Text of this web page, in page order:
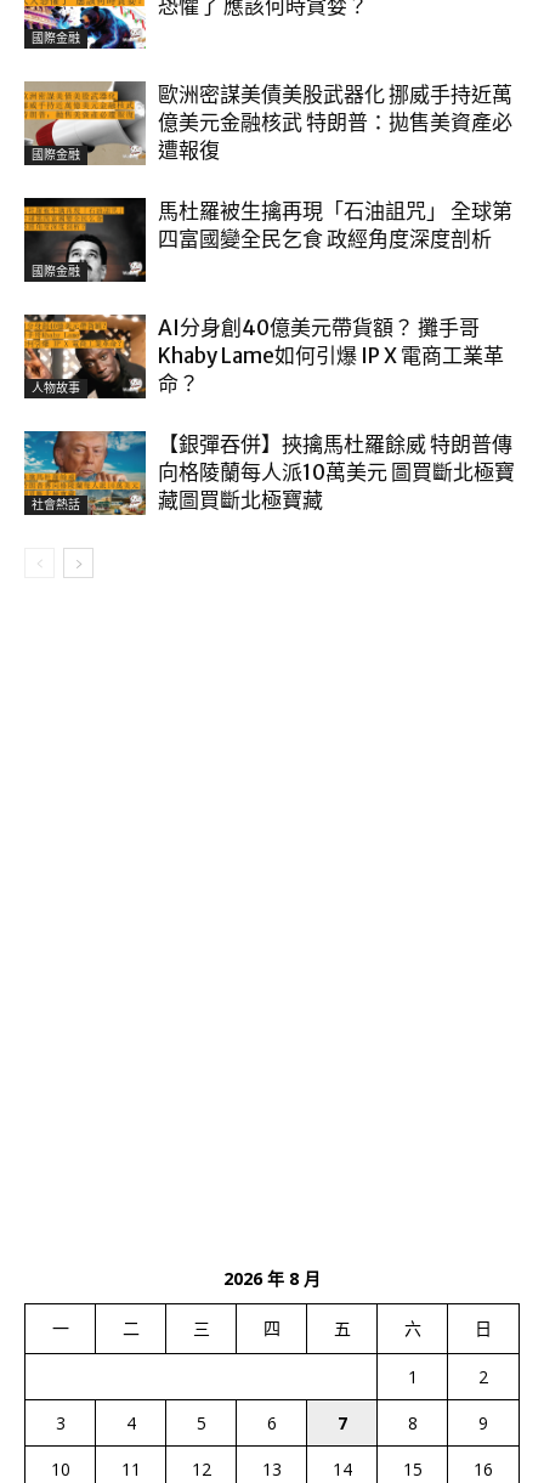
國際金融
恐懼了 應該何時貪婪？
國際金融
歐洲密謀美債美股武器化 挪威手持近萬
億美元金融核武 特朗普：拋售美資產必
遭報復
國際金融
馬杜羅被生擒再現「石油詛咒」 全球第
四富國變全民乞食 政經角度深度剖析
人物故事
AI分身創40億美元帶貨額？ 攤手哥
Khaby Lame如何引爆 IP X 電商工業革
命？
社會熱話
【銀彈吞併】挾擒馬杜羅餘威 特朗普傳
向格陵蘭每人派10萬美元 圖買斷北極寶
藏圖買斷北極寶藏
2026 年 8 月
一 二 三 四 五 六 日
1
2
3
4 5 6 7 8
9
10
11 12 13 14 15
16